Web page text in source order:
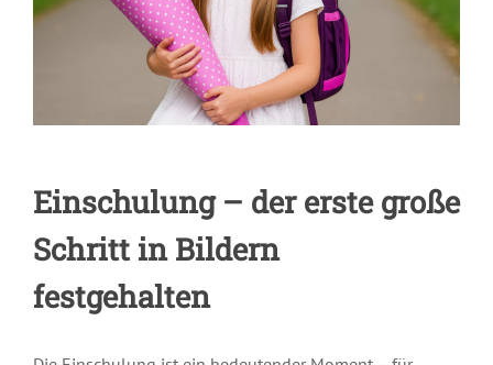
Einschulung – der erste große
Schritt in Bildern
festgehalten